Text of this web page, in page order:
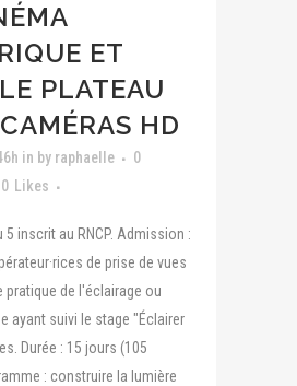
ET
PLATEAU
HD
in by raphaelle
0
0 Likes
5 inscrit au RNCP. Admission :
de prise de vues
pratique de l'éclairage ou
ayant suivi le stage "Éclairer
Durée : 15 jours (105
: construire la lumière